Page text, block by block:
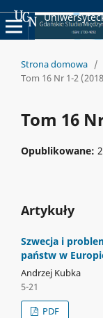
Strona domowa /
Tom 16 Nr 1-2
Tom 16
Opublikowane:
Artykuły
Szwecja i
państw w
Andrzej Kubka
5-21
PDF